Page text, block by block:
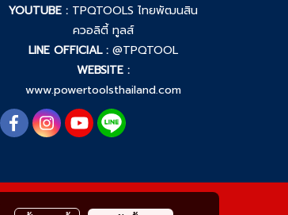
YOUTUBE : TPQTOOLS ไทยพัฒนสิน
ควอลิตี้ ทูลส์
LINE OFFICIAL : @TPQTOOL
WEBSITE :
www.powertoolsthailand.com